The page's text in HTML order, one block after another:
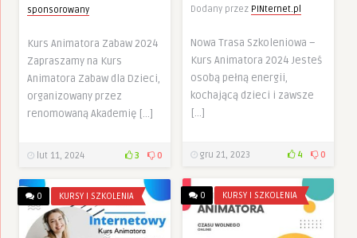
sponsorowany
Kurs Animatora Zabaw 2024
Zapraszamy na Kurs
Animatora Zabaw dla Dzieci,
organizowany przez
renomowaną Akademię […]
lut 11, 2024 3 0
Dodany przez PINternet.pl
Nowa Trasa Szkoleniowa –
Kurs Animatora 2024 Jesteś
osobą pełną energii,
kochającą dzieci i zawsze
[…]
gru 21, 2023 4 0
0 KURSY I SZKOLENIA
0 KURSY I SZKOLENIA